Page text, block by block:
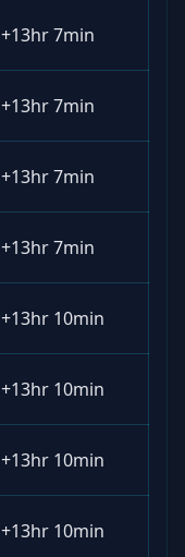
+13hr 7min
+13hr 7min
+13hr 7min
+13hr 7min
+13hr 10min
+13hr 10min
+13hr 10min
+13hr 10min